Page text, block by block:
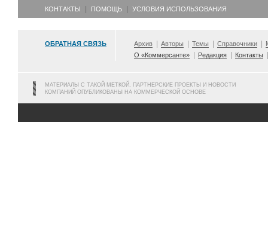
КОНТАКТЫ ПОМОЩЬ УСЛОВИЯ ИСПОЛЬЗОВАНИЯ
ОБРАТНАЯ СВЯЗЬ Архив Авторы Темы Справочники
О «Коммерсанте»
Редакция Контакты
МАТЕРИАЛЫ С ТАКОЙ МЕТКОЙ, ПАРТНЕРСКИЕ ПРОЕКТЫ И НОВОСТИ
КОМПАНИЙ ОПУБЛИКОВАНЫ НА КОММЕРЧЕСКОЙ ОСНОВЕ